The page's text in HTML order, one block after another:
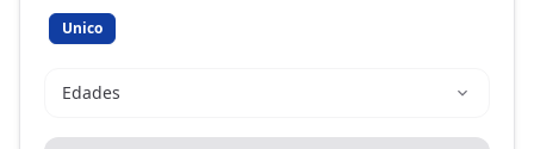
Unico
Edades